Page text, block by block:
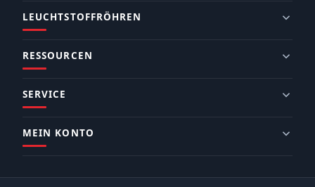
LEUCHTSTOFFRÖHREN
RESSOURCEN
SERVICE
MEIN KONTO